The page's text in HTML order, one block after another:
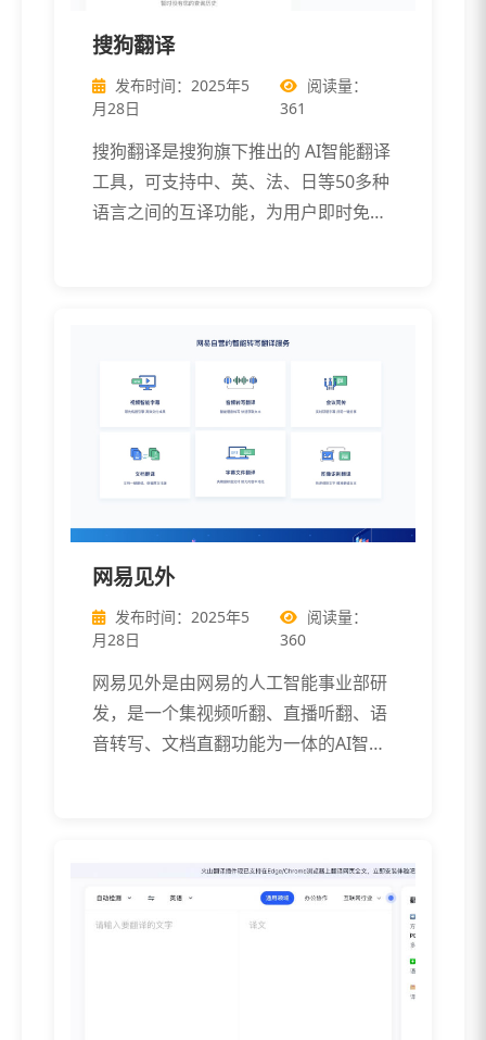
搜狗翻译
发布时间：2025年5
月28日
阅读量：
361
搜狗翻译是搜狗旗下推出的 AI智能翻译
工具，可支持中、英、法、日等50多种
语言之间的互译功能，为用户即时免费
网易见外
发布时间：2025年5
月28日
阅读量：
360
网易见外是由网易的人工智能事业部研
发，是一个集视频听翻、直播听翻、语
音转写、文档直翻功能为一体的AI智能